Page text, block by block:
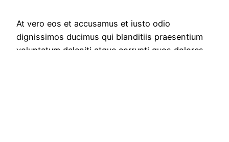
At vero eos et accusamus et iusto odio
dignissimos ducimus qui blanditiis praesentium
voluptatum deleniti atque corrupti quos dolores